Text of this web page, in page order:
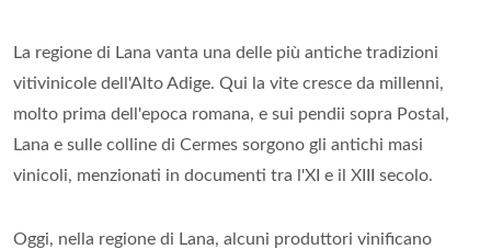
La regione di Lana vanta una delle più antiche tradizioni
vitivinicole dell'Alto Adige. Qui la vite cresce da millenni,
molto prima dell'epoca romana, e sui pendii sopra Postal,
Lana e sulle colline di Cermes sorgono gli antichi masi
vinicoli, menzionati in documenti tra l'XI e il XIII secolo.
Oggi, nella regione di Lana, alcuni produttori vinificano